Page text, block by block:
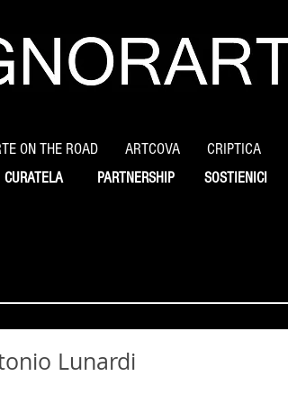
ON THE ROAD ARTCOVA CRIPTICA
CURATELA PARTNERSHIP SOSTIENICI
Lunardi